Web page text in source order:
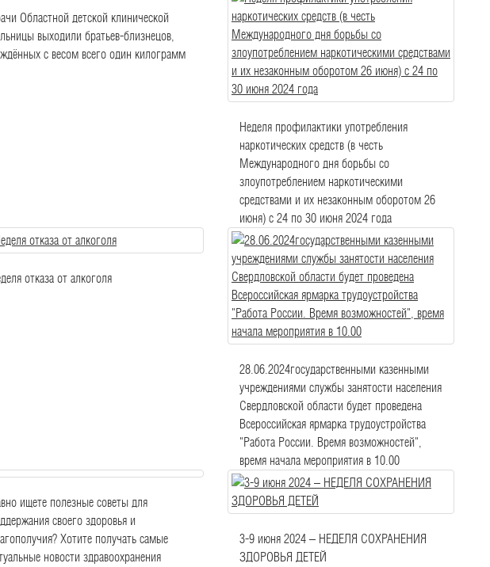
Областной детской клинической
выходили братьев-близнецов,
с весом всего один килограмм
Неделя профилактики употребления
наркотических средств (в честь
Международного дня борьбы со
злоупотреблением наркотическими
средствами и их незаконным оборотом 26
июня) с 24 по 30 июня 2024 года
отказа от алкоголя
28.06.2024государственными казенными
учреждениями службы занятости населения
Свердловской области будет проведена
Всероссийская ярмарка трудоустройства
"Работа России. Время возможностей",
время начала мероприятия в 10.00
ищете полезные советы для
своего здоровья и
Хотите получать самые
новости здравоохранения
3-9 июня 2024 – НЕДЕЛЯ СОХРАНЕНИЯ
ЗДОРОВЬЯ ДЕТЕЙ